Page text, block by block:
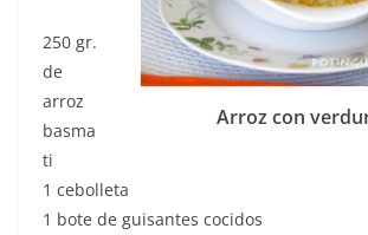
Arroz con
250 gr.
de
arroz
basma
ti
1 cebolleta
1 bote de guisantes cocidos